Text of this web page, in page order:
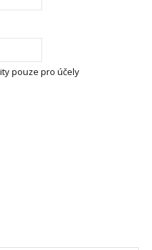
pouze pro účely